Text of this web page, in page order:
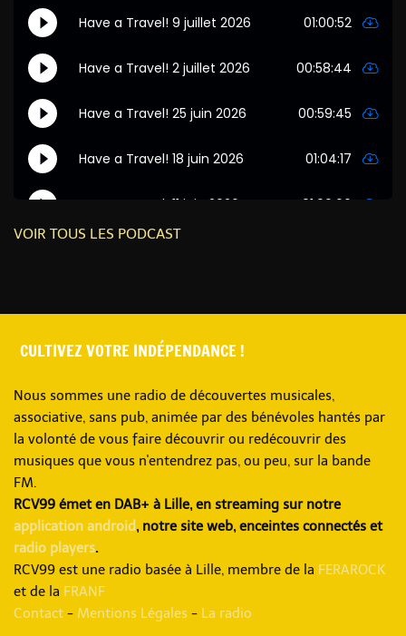
VOIR TOUS LES PODCAST
CULTIVEZ VOTRE INDÉPENDANCE !
Nous sommes une radio de découvertes musicales,
associative, sans pub, animée par des bénévoles hantés par
la volonté de vous faire découvrir ou redécouvrir des
musiques que vous n'entendrez pas, ou peu, sur la bande
FM.
RCV99 émet en DAB+ à Lille, en streaming sur notre
application android, notre site web, enceintes connectés et
radio players.
RCV99 est une radio basée à Lille, membre de la FERAROCK
et de la FRANF
Contact - Mentions Légales - La radio